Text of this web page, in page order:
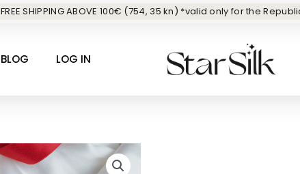
FREE SHIPPING ABOVE 100€ (754, 35 kn) *valid only for the
BLOG LOG IN